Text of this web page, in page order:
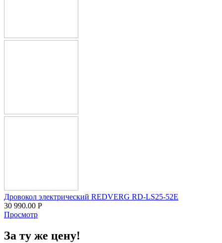
Дровокол электрический REDVERG RD-LS25-52E
30 990.00 Р
Просмотр
За ту же цену!